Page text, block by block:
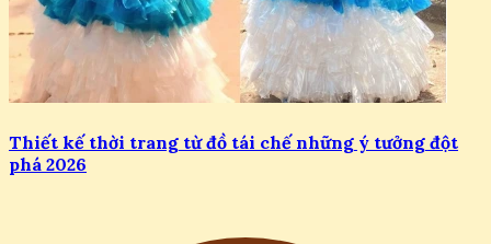
Thiết kế thời trang từ đồ tái chế những ý tưởng đột
phá 2026